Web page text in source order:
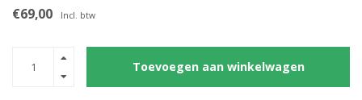
€69,00 Incl. btw
Toevoegen aan winkelwagen